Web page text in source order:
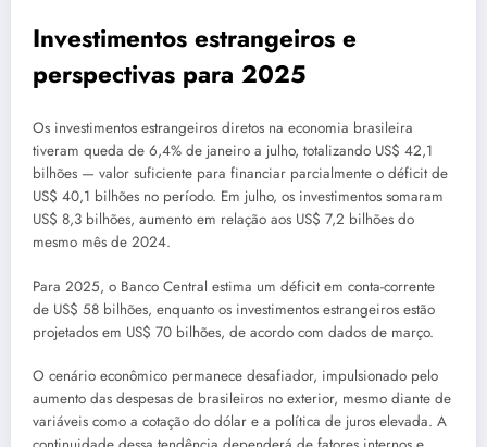
Investimentos estrangeiros e
perspectivas para 2025
Os investimentos estrangeiros diretos na economia brasileira
tiveram queda de 6,4% de janeiro a julho, totalizando US$ 42,1
bilhões — valor suficiente para financiar parcialmente o déficit de
US$ 40,1 bilhões no período. Em julho, os investimentos somaram
US$ 8,3 bilhões, aumento em relação aos US$ 7,2 bilhões do
mesmo mês de 2024.
Para 2025, o Banco Central estima um déficit em conta-corrente
de US$ 58 bilhões, enquanto os investimentos estrangeiros estão
projetados em US$ 70 bilhões, de acordo com dados de março.
O cenário econômico permanece desafiador, impulsionado pelo
aumento das despesas de brasileiros no exterior, mesmo diante de
variáveis como a cotação do dólar e a política de juros elevada. A